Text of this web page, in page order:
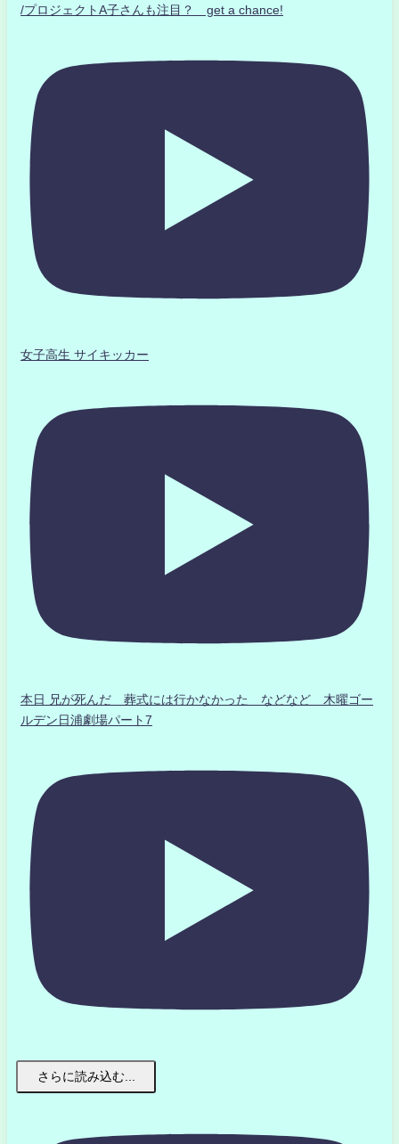
/プロジェクトA子さんも注目？ get a chance!
女子高生 サイキッカー
本日 兄が死んだ 葬式には行かなかった などなど 木曜ゴー
ルデン日浦劇場パート7
さらに読み込む...